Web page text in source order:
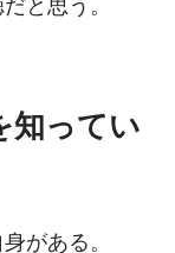
と思う。
知ってい
がある。